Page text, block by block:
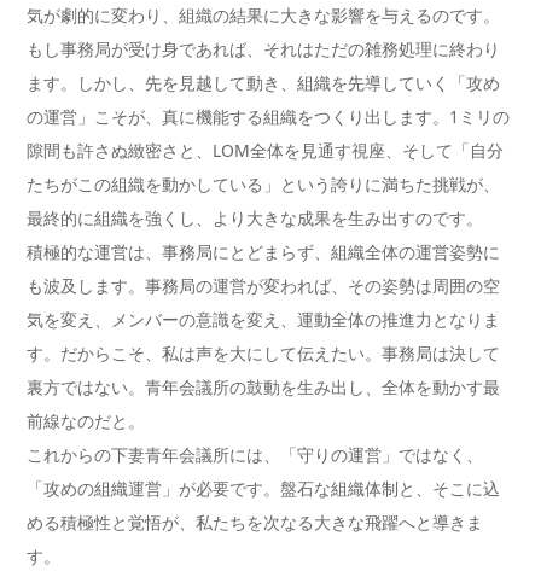
気が劇的に変わり、組織の結果に大きな影響を与えるのです。
もし事務局が受け身であれば、それはただの雑務処理に終わり
ます。しかし、先を見越して動き、組織を先導していく「攻め
の運営」こそが、真に機能する組織をつくり出します。1ミリの
隙間も許さぬ緻密さと、LOM全体を見通す視座、そして「自分
たちがこの組織を動かしている」という誇りに満ちた挑戦が、
最終的に組織を強くし、より大きな成果を生み出すのです。
積極的な運営は、事務局にとどまらず、組織全体の運営姿勢に
も波及します。事務局の運営が変われば、その姿勢は周囲の空
気を変え、メンバーの意識を変え、運動全体の推進力となりま
す。だからこそ、私は声を大にして伝えたい。事務局は決して
裏方ではない。青年会議所の鼓動を生み出し、全体を動かす最
前線なのだと。
これからの下妻青年会議所には、「守りの運営」ではなく、
「攻めの組織運営」が必要です。盤石な組織体制と、そこに込
める積極性と覚悟が、私たちを次なる大きな飛躍へと導きま
す。